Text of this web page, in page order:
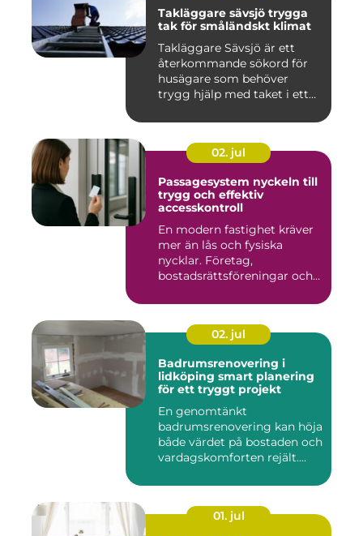
Takläggare sävsjö trygga
tak för småländskt klimat
Takläggare Sävsjö är ett
återkommande sökord för
husägare som behöver
trygg hjälp med taket i ett
02. jul
Passagesystem nyckeln till
trygg och effektiv
accesskontroll
En modern fastighet kräver
mer än lås och fysiska
nycklar. Företag,
bostadsrättsföreningar och
02. jul
Badrumsrenovering i
lidköping smart planering
för ett tryggt projekt
En genomtänkt
badrumsrenovering kan höja
både värdet på bostaden och
vardagskomforten rejält.
01. jul